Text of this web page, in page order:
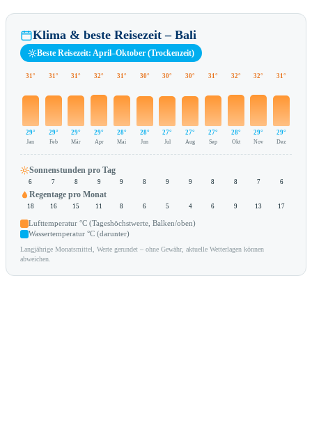
Klima & beste Reisezeit – Bali
Beste Reisezeit: April–Oktober (Trockenzeit)
31°
29°
Jan
31°
29°
Feb
31°
29°
Mär
32°
29°
Apr
31°
28°
Mai
30°
28°
Jun
30°
27°
Jul
30°
27°
Aug
31°
27°
Sep
32°
28°
Okt
32°
29°
Nov
31°
29°
Dez
Sonnenstunden pro Tag
6 7 8 9 9 8 9 9 8 8 7 6
Regentage pro Monat
18 16 15 11 8 6 5 4 6 9 13 17
Lufttemperatur °C (Tageshöchstwerte, Balken/oben)
Wassertemperatur °C (darunter)
Langjährige Monatsmittel, Werte gerundet – ohne Gewähr, aktuelle Wetterlagen können
abweichen.